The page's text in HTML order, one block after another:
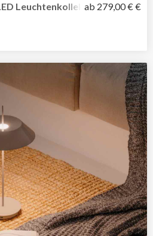
Leuchtenkollektion von Vibia
ab 279,00 € €